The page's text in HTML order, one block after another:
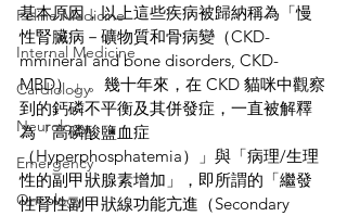
Feline Medicine
Internal Medicine
Cardiology
Neurology
Emergency
Oncology
基本原因，以上這些疾病被歸納稱為「慢
性腎臟病－礦物質和骨病變（CKD-
mmineral and bone disorders, CKD-
MBD）」。幾十年來，在 CKD 貓咪中觀察
到的鈣磷不平衡及其併發症，一直被解釋
為「高磷酸鹽血症
（Hyperphosphatemia）」與「病理/生理
性的副甲狀腺素增加」，即所謂的「繼發
性腎性副甲狀線功能亢進（Secondary